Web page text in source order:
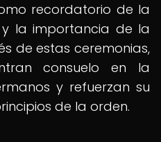
recordatorio de la
la importancia de la
de estas ceremonias,
consuelo en la
y refuerzan su
de la orden.